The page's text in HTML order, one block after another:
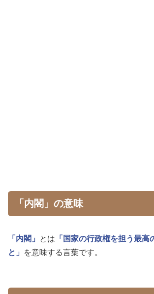
「内閣」の意味
「内閣」 とは 「国家の行政権を担う最高
と」
を意味する言葉です。